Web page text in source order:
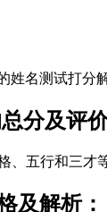
姓名测试打分
分及评价
、五行和三才
及解析：